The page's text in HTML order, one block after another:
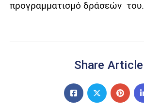
προγραμματισμό δράσεών του.
Share Article